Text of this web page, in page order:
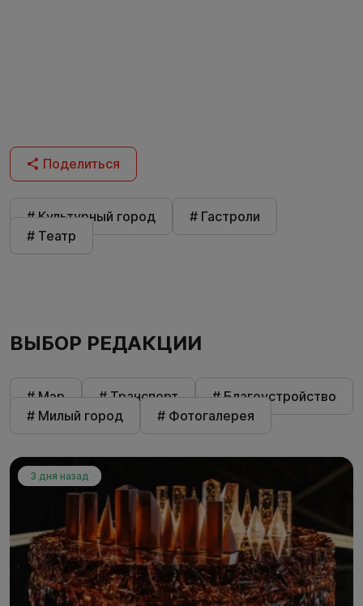
Поделиться
# Культурный город
# Гастроли
# Театр
ВЫБОР РЕДАКЦИИ
# Мэр # Транспорт
# Благоустройство
# Милый город
# Фотогалерея
3 дня назад